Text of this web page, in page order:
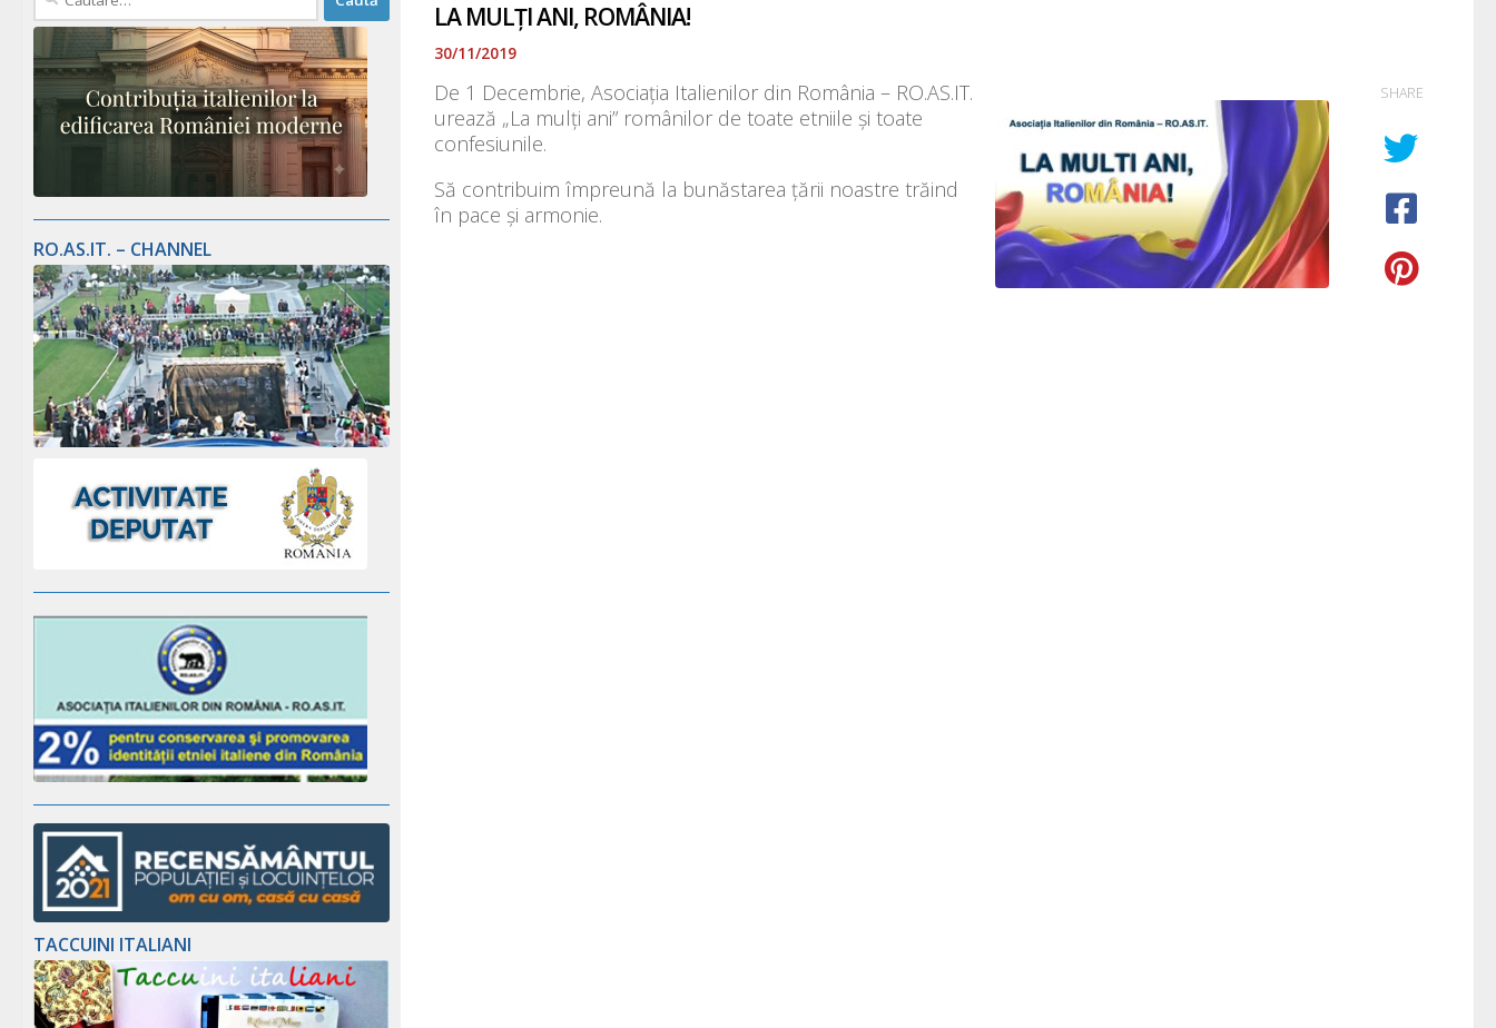
LA MULȚI ANI, ROMÂNIA!
30/11/2019
De 1 Decembrie, Asociația Italienilor din România – RO.AS.IT.
urează „La mulți ani” românilor de toate etniile și toate
confesiunile.
Să contribuim împreună la bunăstarea țării noastre trăind
în pace și armonie.
SHARE
RO.AS.IT. – CHANNEL
TACCUINI ITALIANI